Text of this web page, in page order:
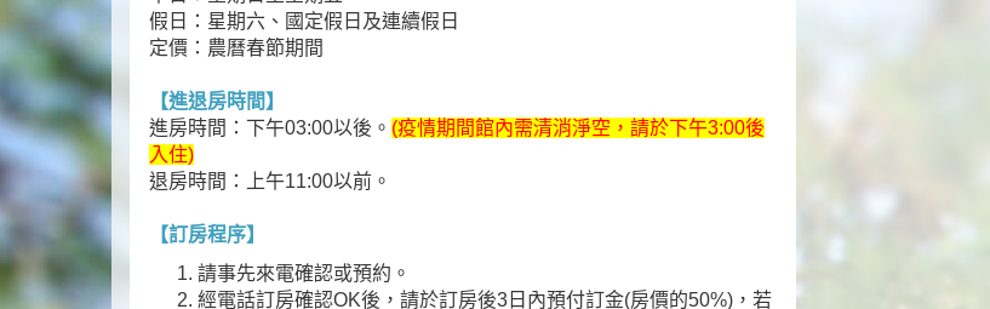
假日：星期六、國定假日及連續假日
定價：農曆春節期間
【進退房時間】
進房時間：下午03:00以後。 (疫情期間館內需清消淨空，請於下午3:00後
入住)
退房時間：上午11:00以前。
【訂房程序】
請事先來電確認或預約。
經電話訂房確認OK後，請於訂房後3日內預付訂金(房價的50%)，若